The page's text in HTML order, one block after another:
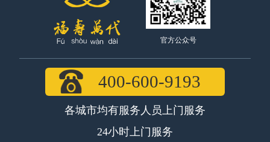
官方公众号
400-600-9193
各城市均有服务人员上门服务
24小时上门服务